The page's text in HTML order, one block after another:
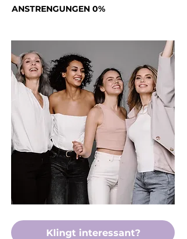
ANSTRENGUNGEN 0%
Klingt interessant?